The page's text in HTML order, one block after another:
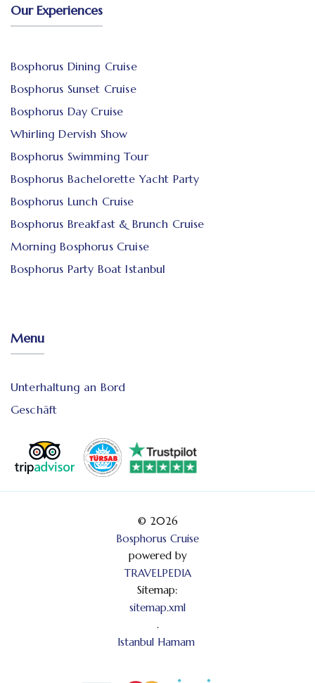
Our Experiences
Bosphorus Dining Cruise
Bosphorus Sunset Cruise
Bosphorus Day Cruise
Whirling Dervish Show
Bosphorus Swimming Tour
Bosphorus Bachelorette Yacht Party
Bosphorus Lunch Cruise
Bosphorus Breakfast & Brunch Cruise
Morning Bosphorus Cruise
Bosphorus Party Boat Istanbul
Menu
Unterhaltung an Bord
Geschäft
© 2026
Bosphorus Cruise
powered by
TRAVELPEDIA
Sitemap:
sitemap.xml
.
Istanbul Hamam